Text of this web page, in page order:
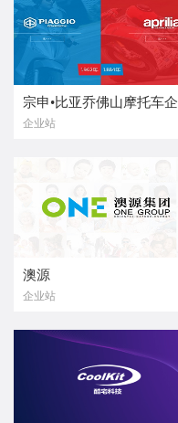
宗申•比亚乔佛山摩托车企
业有限公司
企业站
澳源
企业站